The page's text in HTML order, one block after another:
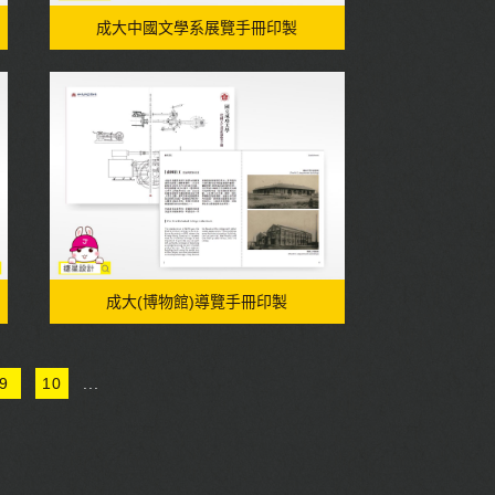
成大中國文學系展覽手冊印製
成大(博物館)導覽手冊印製
9 10